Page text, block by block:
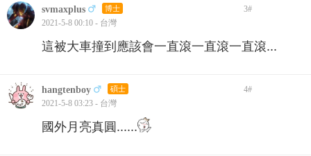
svmaxplus 博士 3#
2021-5-8 00:10 - 台灣
這被大車撞到應該會一直滾一直滾一直滾...
hangtenboy 碩士 4#
2021-5-8 03:23 - 台灣
國外月亮真圓......